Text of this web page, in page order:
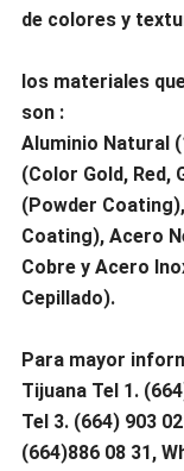
de colores y
los materiales
son :
Aluminio Natural
(Color Gold, Red,
(Powder
Coating), Acero
Cobre y Acero
Cepillado).
Para mayor
Tijuana Tel 1.
Tel 3. (664) 903
(664)886 08 31,